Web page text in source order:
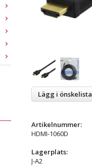
Lägg i önskelista
Artikelnummer:
HDMI-1060D
Lagerplats:
J-A2